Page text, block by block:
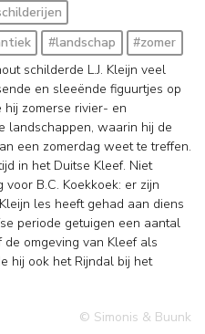
#landschap
#zomer
schilderde L.J. Kleijn veel
en sleeënde figuurtjes op
hij zomerse rivier- en
landschappen, waarin hij de
een zomerdag weet te treffen.
in het Duitse Kleef. Niet
B.C. Koekkoek: er zijn
les heeft gehad aan diens
periode getuigen een aantal
omgeving van Kleef als
hij ook het Rijndal bij het
© Simonis & Buunk